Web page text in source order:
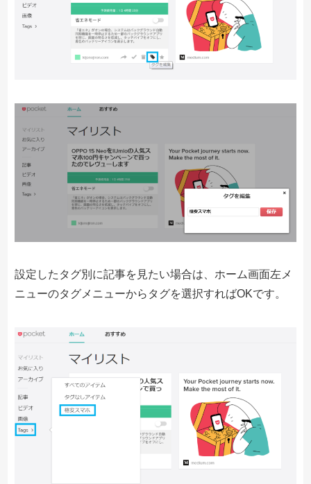
設定したタグ別に記事を見たい場合は、ホーム画面左メ
ニューのタグメニューからタグを選択すればOKです。